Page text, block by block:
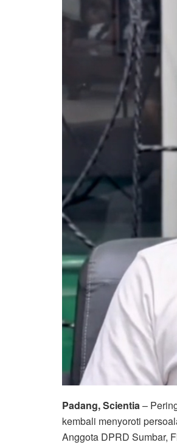
Padang, Scientia–
kembali menyoroti
Anggota DPRD Sumbar,